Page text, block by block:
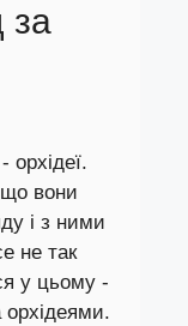
за
орхідеї.
вони
і з ними
не так
у цьому -
орхідеями.